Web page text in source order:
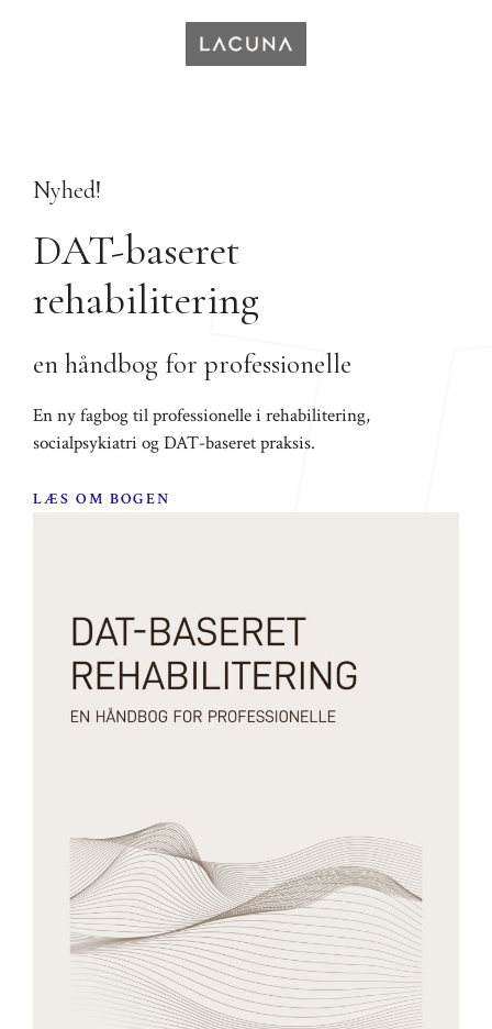
Nyhed!
DAT-baseret
rehabilitering
en håndbog for professionelle
En ny fagbog til professionelle i rehabilitering,
socialpsykiatri og DAT-baseret praksis.
LÆS OM BOGEN